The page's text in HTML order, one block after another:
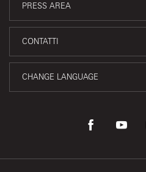
PRESS AREA
CONTATTI
CHANGE LANGUAGE